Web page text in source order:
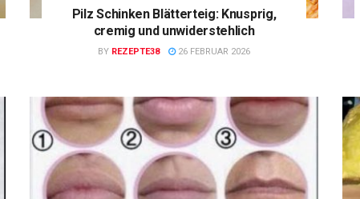
Pilz Schinken Blätterteig: Knusprig,
cremig und unwiderstehlich
BY REZEPTE38 26 FEBRUAR 2026